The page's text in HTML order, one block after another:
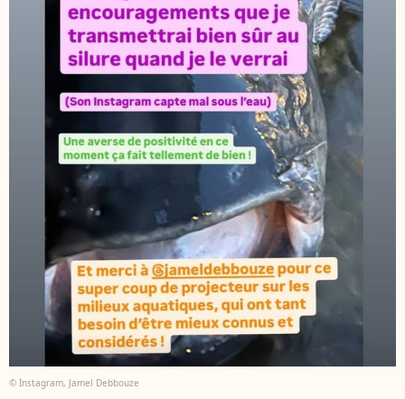
© Instagram, Jamel Debbouze